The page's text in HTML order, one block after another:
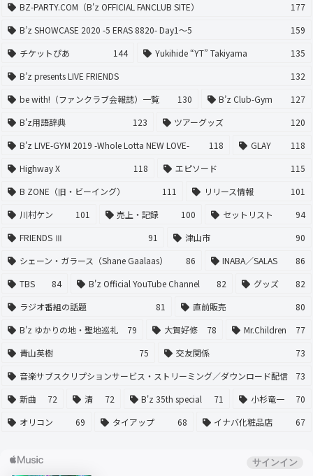
BZ-PARTY.COM（B'z OFFICIAL FANCLUB SITE）
177
B’z SHOWCASE 2020 -5 ERAS 8820- Day1〜5
159
チケットぴあ
144 Yukihide “YT” Takiyama
135
B’z presents LIVE FRIENDS
132
be with!（ファンクラブ会報誌）一覧
130 B’z Club-Gym
127
B'z用語辞典
123 ツアーグッズ
120
B'z LIVE-GYM 2019 -Whole Lotta NEW LOVE-
118 GLAY
118
Highway X
118 エピソード
115
B ZONE（旧・ビーイング）
111 リリース情報
101
川村ケン
101 売上・記録 100 セットリスト
94
FRIENDS Ⅲ
91 津山市
90
シェーン・ガラース（Shane Gaalaas）
86 INABA／SALAS
86
TBS
84 B'z Official YouTube Channel 82 グッズ
82
ラジオ番組の話題
81 直前販売
80
B'z ゆかりの地・聖地巡礼
79 大賀好修 78 Mr.Children
77
青山英樹
75 交友関係
73
音楽サブスクリプションサービス・ストリーミング／ダウンロード配信
73
新曲
72 清 72 B'z 35th special 71 小杉竜一
70
オリコン
69 タイアップ 68 イナバ化粧品店 67